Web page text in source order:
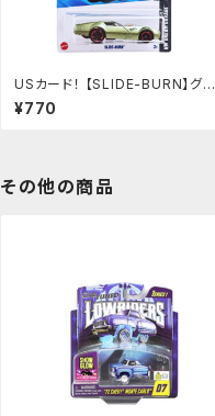
USカード！ 【SLIDE-BURN】グリ
ーン
¥770
その他の商品